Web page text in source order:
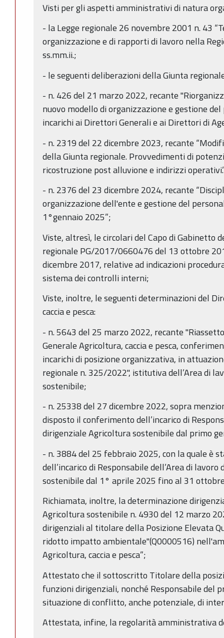
Visti per gli aspetti amministrativi di natura
- la Legge regionale 26 novembre 2001 n. 43
organizzazione e di rapporti di lavoro nella
ss.mm.ii.;
- le seguenti deliberazioni della Giunta
- n. 426 del 21 marzo 2022, recante
nuovo modello di organizzazione e gestione
incarichi ai Direttori Generali e ai Direttori di
- n. 2319 del 22 dicembre 2023, recante
della Giunta regionale. Provvedimenti di
ricostruzione post alluvione e indirizzi
- n. 2376 del 23 dicembre 2024, recante
organizzazione dell'ente e gestione del
1°gennaio 2025”;
Viste, altresì, le circolari del Capo di Gabinetto
regionale PG/2017/0660476 del 13 ottobre
dicembre 2017, relative ad indicazioni
sistema dei controlli interni;
Viste, inoltre, le seguenti determinazioni del
caccia e pesca:
- n. 5643 del 25 marzo 2022, recante
Generale Agricoltura, caccia e pesca,
incarichi di posizione organizzativa, in
regionale n. 325/2022", istitutiva dell’Area di
sostenibile;
- n. 25338 del 27 dicembre 2022, sopra
disposto il conferimento dell’incarico di
dirigenziale Agricoltura sostenibile dal primo
- n. 3884 del 25 febbraio 2025, con la quale è
dell’incarico di Responsabile dell’Area di
sostenibile dal 1° aprile 2025 fino al 31
Richiamata, inoltre, la determinazione
Agricoltura sostenibile n. 4930 del 12 marzo
dirigenziali al titolare della Posizione Elevata
ridotto impatto ambientale"(Q0000516)
Agricoltura, caccia e pesca”;
Attestato che il sottoscritto Titolare della
funzioni dirigenziali, nonché Responsabile del
situazione di conflitto, anche potenziale, di
Attestata, infine, la regolarità amministrativa